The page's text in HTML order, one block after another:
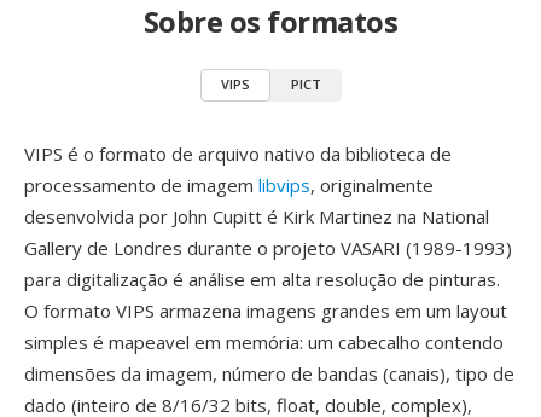
Sobre os formatos
VIPS PICT
VIPS é o formato de arquivo nativo da biblioteca de
processamento de imagem libvips, originalmente
desenvolvida por John Cupitt é Kirk Martinez na National
Gallery de Londres durante o projeto VASARI (1989-1993)
para digitalização é análise em alta resolução de pinturas.
O formato VIPS armazena imagens grandes em um layout
simples é mapeavel em memória: um cabecalho contendo
dimensões da imagem, número de bandas (canais), tipo de
dado (inteiro de 8/16/32 bits, float, double, complex),